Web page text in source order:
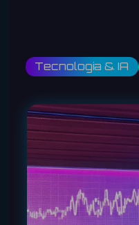
Tecnologia & IA